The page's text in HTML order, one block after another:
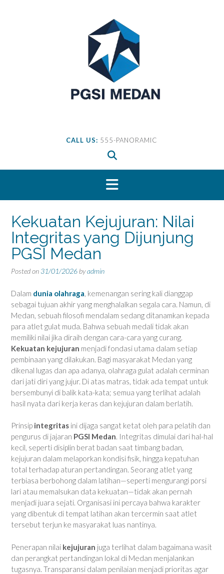
CALL US: 555-PANORAMIC
Kekuatan Kejujuran: Nilai
Integritas yang Dijunjung
PGSI Medan
Posted on 31/01/2026 byadmin
Dalam dunia olahraga , kemenangan sering kali dianggap
sebagai tujuan akhir yang menghalalkan segala cara. Namun, di
Medan, sebuah filosofi mendalam sedang ditanamkan kepada
para atlet gulat muda. Bahwa sebuah medali tidak akan
memiliki nilai jika diraih dengan cara-cara yang curang.
Kekuatan kejujuran menjadi fondasi utama dalam setiap
pembinaan yang dilakukan. Bagi masyarakat Medan yang
dikenal lugas dan apa adanya, olahraga gulat adalah cerminan
dari jati diri yang jujur. Di atas matras, tidak ada tempat untuk
bersembunyi di balik kata-kata; semua yang terlihat adalah
hasil nyata dari kerja keras dan kejujuran dalam berlatih.
Prinsip integritas ini dijaga sangat ketat oleh para pelatih dan
pengurus di jajaran PGSI Medan. Integritas dimulai dari hal-hal
kecil, seperti disiplin berat badan saat timbang badan,
kejujuran dalam melaporkan kondisi fisik, hingga kepatuhan
total terhadap aturan pertandingan. Seorang atlet yang
terbiasa berbohong dalam latihan—seperti mengurangi porsi
lari atau memalsukan data kekuatan—tidak akan pernah
menjadi juara sejati. Organisasi ini percaya bahwa karakter
yang dibentuk di tempat latihan akan tercermin saat atlet
tersebut terjun ke masyarakat luas nantinya.
Penerapan nilai kejujuran juga terlihat dalam bagaimana wasit
dan perangkat pertandingan lokal di Medan menjalankan
tugasnya. Transparansi dalam penilaian menjadi prioritas agar